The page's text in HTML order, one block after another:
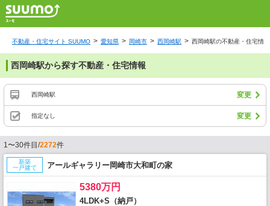
不動産・住宅サイト SUUMO 愛知県 岡崎市 西岡崎駅 西岡崎駅の不動産・住宅情報
西岡崎駅から探す不動産・住宅情報
西岡崎駅 変更
指定なし 変更
1〜30件目/2272件
新築
一戸建て
アールギャラリー岡崎市大和町の家
5380万円
4LDK+S（納戸）